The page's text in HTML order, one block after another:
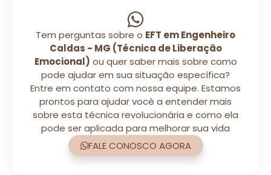
Tem perguntas sobre o EFT em Engenheiro
Caldas - MG (Técnica de Liberação
Emocional) ou quer saber mais sobre como
pode ajudar em sua situação específica?
Entre em contato com nossa equipe. Estamos
prontos para ajudar você a entender mais
sobre esta técnica revolucionária e como ela
pode ser aplicada para melhorar sua vida
FALE CONOSCO AGORA